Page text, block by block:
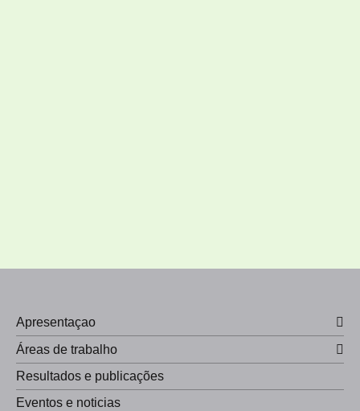
Apresentaçao
Áreas de trabalho
Resultados e publicações
Eventos e noticias